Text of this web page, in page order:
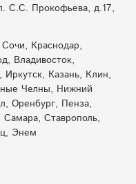
С.С. Прокофьева, д.17,
Краснодар,
Владивосток,
Иркутск, Казань, Клин,
Челны, Нижний
Оренбург, Пенза,
Ставрополь,
Энем